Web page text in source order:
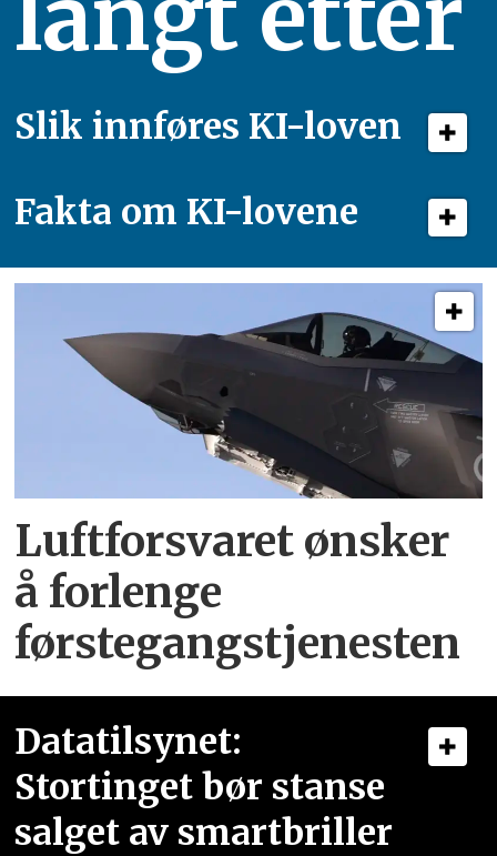
Slik innføres KI-loven
Fakta om KI-lovene
Luftforsvaret ønsker
å forlenge
førstegangstjenesten
Datatilsynet:
Stortinget bør stanse
salget av smartbriller